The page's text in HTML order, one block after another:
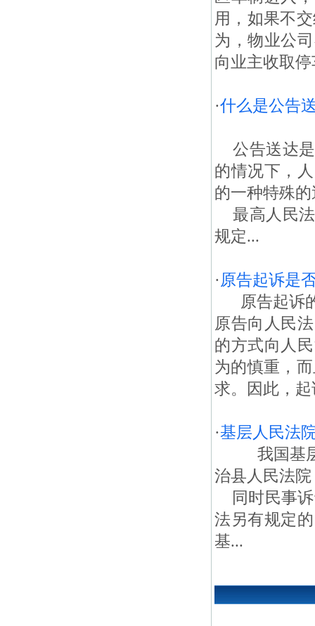
用，如果不
为，物业公
向业主收取
·什么是公告
公告送达是
的情况下，
的一种特殊
最高人民法
规定...
·原告起诉是
原告起诉的
原告向人民
的方式向人
为的慎重，
求。因此，
·基层人民法
我国基层
治县人民法
同时民事诉
法另有规定
基...